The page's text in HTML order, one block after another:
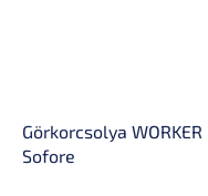
Görkorcsolya WORKER
Sofore